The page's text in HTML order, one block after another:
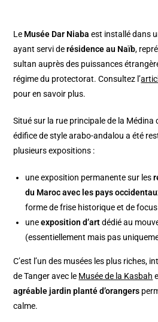
Le Musée Dar Niabaest installé dans
ayant servi derésidence au Naïb,
sultan auprès des puissances
régime du protectorat. Consultez l’
pour en savoir plus.
Situé sur la rue principale de la Médina
édifice de style arabo-andalou a été
plusieurs expositions :
une exposition permanente sur les
du Maroc avec les pays
forme de frise historique et de
uneexposition d’artdédié au
(essentiellement mais pas
C’est l’un des musées les plus riches,
de Tanger avec le Musée de la Kasbah
agréable jardin planté d’orangers
calme.